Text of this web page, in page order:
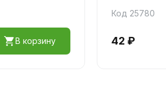
В корзину
Код 25780
42 ₽